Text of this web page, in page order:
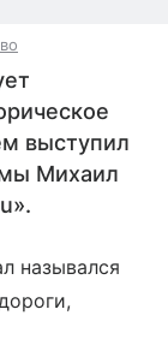
выступил
Михаил
назывался